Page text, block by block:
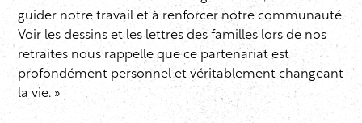
guider notre travail et à renforcer notre communauté.
Voir les dessins et les lettres des familles lors de nos
retraites nous rappelle que ce partenariat est
profondément personnel et véritablement changeant
la vie. »